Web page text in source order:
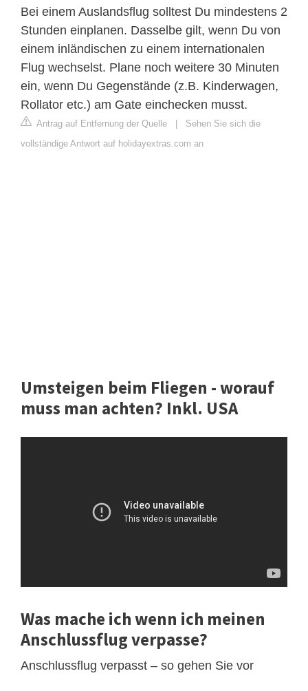
Bei einem Auslandsflug solltest Du mindestens 2
Stunden einplanen. Dasselbe gilt, wenn Du von
einem inländischen zu einem internationalen
Flug wechselst. Plane noch weitere 30 Minuten
ein, wenn Du Gegenstände (z.B. Kinderwagen,
Rollator etc.) am Gate einchecken musst.
Antrag auf Entfernung der Quelle
Sehen Sie sich die
vollständige Antwort auf holidayextras.com an
Umsteigen beim Fliegen - worauf
muss man achten? Inkl. USA
Was mache ich wenn ich meinen
Anschlussflug verpasse?
Anschlussflug verpasst – so gehen Sie vor